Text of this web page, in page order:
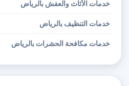
خدمات الأثاث والعفش بالرياض
خدمات التنظيف بالرياض
خدمات مكافحة الحشرات بالرياض